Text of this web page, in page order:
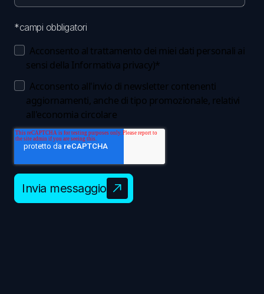
*campi obbligatori
Acconsento al trattamento dei miei dati personali ai
sensi della Informativa privacy)*
Acconsento all'invio di newsletter contenenti
aggiornamenti, anche di tipo promozionale, relativi
all'economia circolare
Invia messaggio